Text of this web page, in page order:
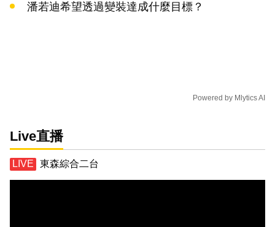
潘若迪希望透過變裝達成什麼目標？
Powered by Mlytics AI
Live直播
東森綜合二台